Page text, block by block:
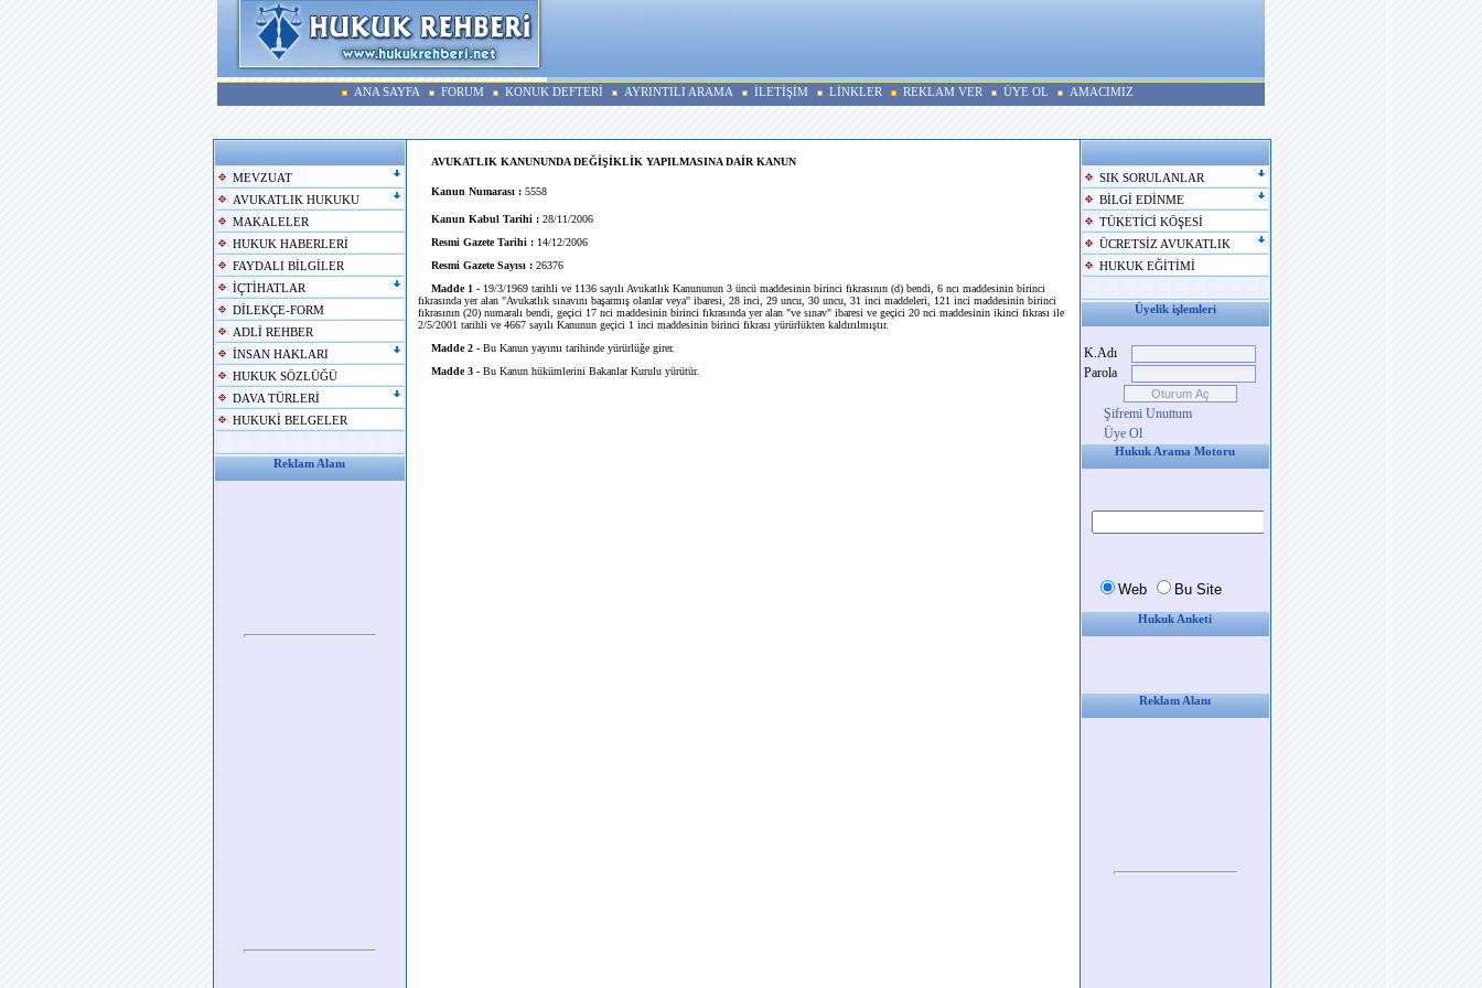
ANA SAYFA FORUM KONUK DEFTERİ AYRINTILI ARAMA İLETİŞİM LİNKLER REKLAM VER ÜYE OL AMACIMIZ
MEVZUAT
AVUKATLIK HUKUKU
MAKALELER
HUKUK HABERLERİ
FAYDALI BİLGİLER
İÇTİHATLAR
DİLEKÇE-FORM
ADLİ REHBER
İNSAN HAKLARI
HUKUK SÖZLÜĞÜ
DAVA TÜRLERİ
HUKUKİ BELGELER
Reklam Alanı
AVUKATLIK KANUNUNDA DEĞİŞİKLİK YAPILMASINA DAİR KANUN
Kanun Numarası : 5558
Kanun Kabul Tarihi : 28/11/2006
Resmi Gazete Tarihi : 14/12/2006
Resmi Gazete Sayısı : 26376
Madde 1 - 19/3/1969 tarihli ve 1136 sayılı Avukatlık Kanununun 3 üncü maddesinin birinci fıkrasının (d) bendi, 6 ncı maddesinin birinci
fıkrasında yer alan "Avukatlık sınavını başarmış olanlar veya" ibaresi, 28 inci, 29 uncu, 30 uncu, 31 inci maddeleri, 121 inci maddesinin birinci
fıkrasının (20) numaralı bendi, geçici 17 nci maddesinin birinci fıkrasında yer alan "ve sınav" ibaresi ve geçici 20 nci maddesinin ikinci fıkrası ile
2/5/2001 tarihli ve 4667 sayılı Kanunun geçici 1 inci maddesinin birinci fıkrası yürürlükten kaldırılmıştır.
Madde 2 - Bu Kanun yayımı tarihinde yürürlüğe girer.
Madde 3 - Bu Kanun hükümlerini Bakanlar Kurulu yürütür.
SIK SORULANLAR
BİLGİ EDİNME
TÜKETİCİ KÖŞESİ
ÜCRETSİZ AVUKATLIK
HUKUK EĞİTİMİ
Üyelik işlemleri
K.Adı
Parola
Şifremi Unuttum
Üye Ol
Hukuk Arama Motoru
Hukuk Anketi
Reklam Alanı